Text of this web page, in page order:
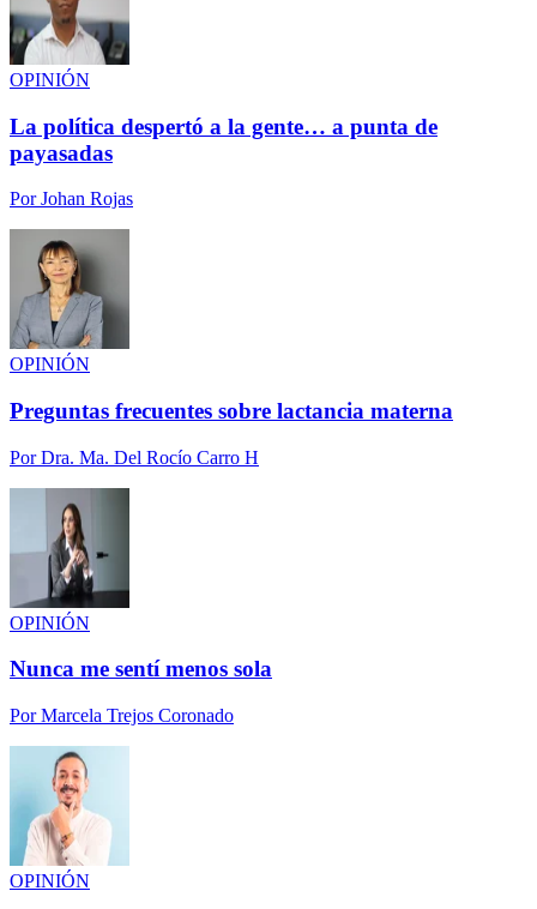
OPINIÓN
La política despertó a la gente… a punta de
payasadas
PorJohan Rojas
OPINIÓN
Preguntas frecuentes sobre lactancia materna
PorDra. Ma. Del Rocío Carro H
OPINIÓN
Nunca me sentí menos sola
PorMarcela Trejos Coronado
OPINIÓN